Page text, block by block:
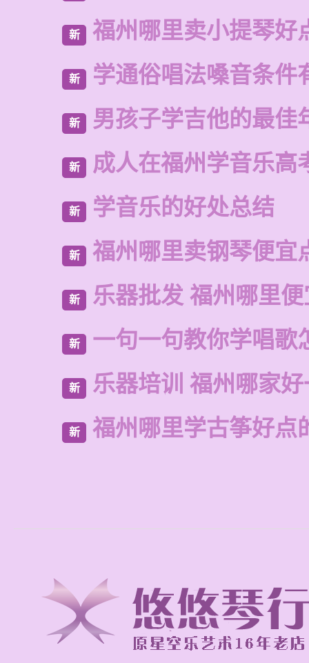
新 福州哪里卖小提琴好
新 学通俗唱法嗓音条件
新 男孩子学吉他的最佳
新 成人在福州学音乐高
新 学音乐的好处总结
新 福州哪里卖钢琴便宜
新 乐器批发 福州哪里
新 一句一句教你学唱歌
新 乐器培训 福州哪家
新 福州哪里学古筝好点